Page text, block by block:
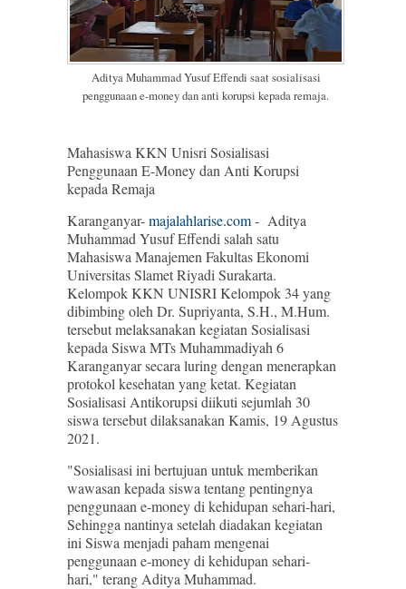
Aditya Muhammad Yusuf Effendi saat sosialisasi
penggunaan e-money dan anti korupsi kepada remaja.
Mahasiswa KKN Unisri Sosialisasi
Penggunaan E-Money dan Anti Korupsi
kepada Remaja
Karanganyar-majalahlarise.com- Aditya
Muhammad Yusuf Effendi salah satu
Mahasiswa Manajemen Fakultas Ekonomi
Universitas Slamet Riyadi Surakarta.
Kelompok KKN UNISRI Kelompok 34 yang
dibimbing oleh Dr. Supriyanta, S.H., M.Hum.
tersebut melaksanakan kegiatan Sosialisasi
kepada Siswa MTs Muhammadiyah 6
Karanganyar secara luring dengan menerapkan
protokol kesehatan yang ketat. Kegiatan
Sosialisasi Antikorupsi diikuti sejumlah 30
siswa tersebut dilaksanakan Kamis, 19 Agustus
2021.
"Sosialisasi ini bertujuan untuk memberikan
wawasan kepada siswa tentang pentingnya
penggunaan e-money di kehidupan sehari-hari,
Sehingga nantinya setelah diadakan kegiatan
ini Siswa menjadi paham mengenai
penggunaan e-money di kehidupan sehari-
hari," terang Aditya Muhammad.